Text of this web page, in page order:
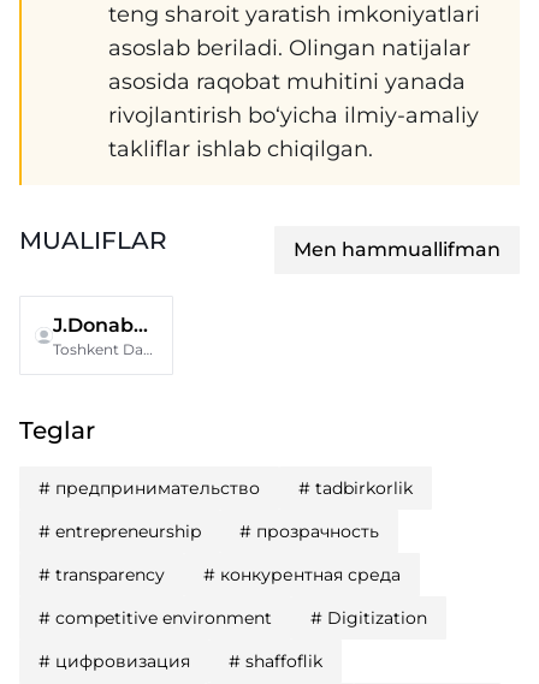
teng sharoit yaratish imkoniyatlari
asoslab beriladi. Olingan natijalar
asosida raqobat muhitini yanada
rivojlantirish bo‘yicha ilmiy-amaliy
takliflar ishlab chiqilgan.
MUALIFLAR Men hammuallifman
J.Donaboyev
Toshkent Davlat iqtisodiyot universiteti
Teglar
# предпринимательство # tadbirkorlik
# entrepreneurship # прозрачность
# transparency # конкурентная среда
# competitive environment # Digitization
# цифровизация # shaffoflik